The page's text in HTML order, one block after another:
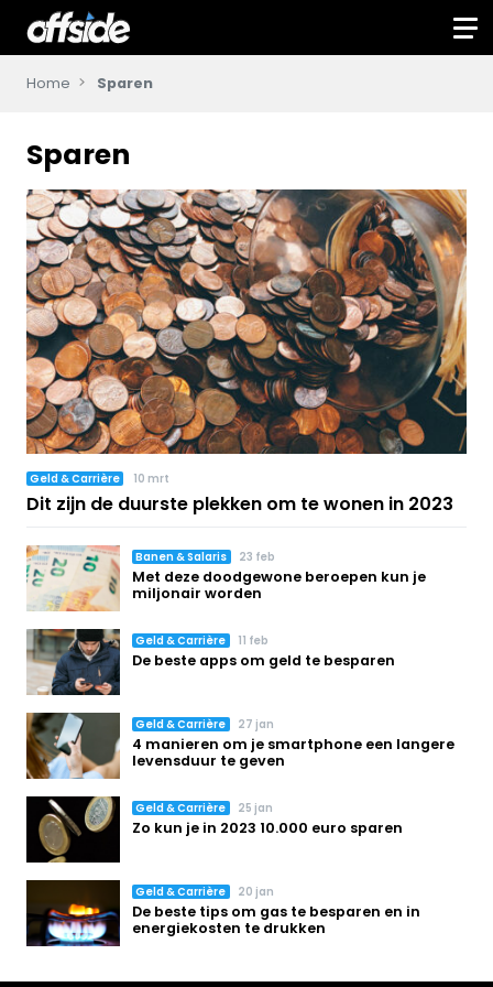
Home Sparen
Sparen
Geld & Carrière 10 mrt
Dit zijn de duurste plekken om te wonen in 2023
Banen & Salaris 23 feb
Met deze doodgewone beroepen kun je
miljonair worden
Geld & Carrière 11 feb
De beste apps om geld te besparen
Geld & Carrière 27 jan
4 manieren om je smartphone een langere
levensduur te geven
Geld & Carrière 25 jan
Zo kun je in 2023 10.000 euro sparen
Geld & Carrière 20 jan
De beste tips om gas te besparen en in
energiekosten te drukken